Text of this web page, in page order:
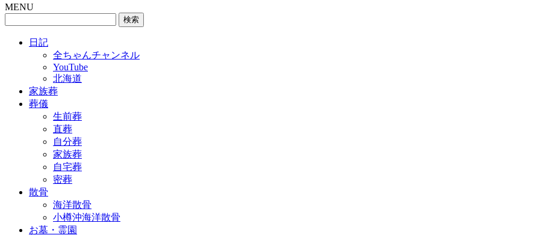
MENU
日記
全ちゃんチャンネル
YouTube
北海道
家族葬
葬儀
生前葬
直葬
自分葬
家族葬
自宅葬
密葬
散骨
海洋散骨
小樽沖海洋散骨
お墓・霊園